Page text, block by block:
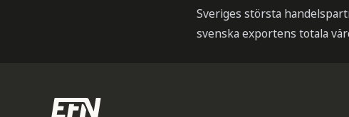
Sveriges största
svenska exportens totala